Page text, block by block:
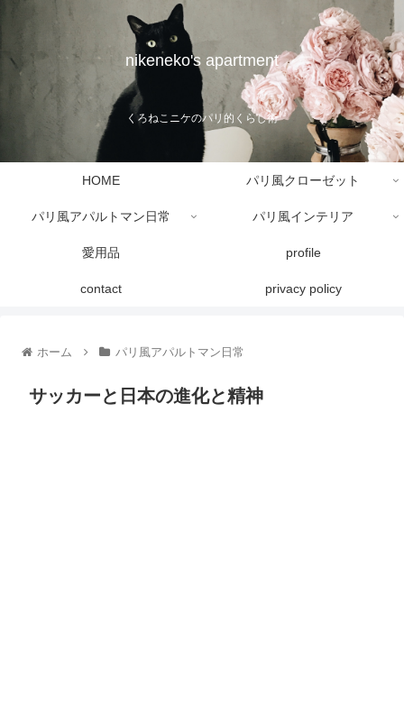
nikeneko's apartment
くろねこニケのパリ的くらし術
HOME パリ風クローゼット
パリ風アパルトマン日常 パリ風インテリア
愛用品 profile
contact privacy policy
ホーム パリ風アパルトマン日常
サッカーと日本の進化と精神